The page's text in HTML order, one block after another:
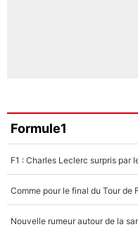
Formule1